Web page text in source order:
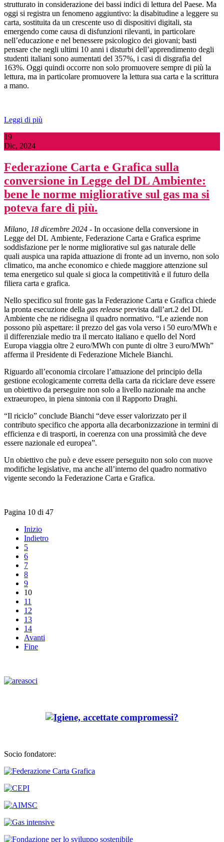
strutturato in considerazione dei bassi indici di lettura del Paese. Ma
oggi si registra un fenomeno aggiuntivo: la disabitudine a leggere su
carta, sostituita da un crescente uso di dispositivi digitali, sta
emergendo come causa di disfunzioni rilevanti, in particolare
nell’educazione e nel benessere psicologico dei giovani; basti
pensare che negli ultimi 10 anni i disturbi dell’apprendimento degli
studenti italiani sono aumentati del 357%, i casi di disgrafia del
163%. Oggi quindi occorre non solo promuovere sempre di più la
lettura, ma in particolare promuovere la lettura sua carta e la scrittura
a mano.
Leggi di più
19
Dic, 2024
Federazione Carta e Grafica sulla
conversione in Legge del DL Ambiente:
bene le norme migliorative sul gas ma si
poteva fare di più.
Milano, 18 dicembre 2024 - In occasione della conversione in
Legge del DL Ambiente, Federazione Carta e Grafica esprime
soddisfazione per le norme migliorative sul gas naturale delle
quali auspica una rapida attuazione di fronte ad un inverno, non solo
climatico, ma anche economico e chiede maggiore attenzione sul
tema energetico sul quale si gioca la competitività e il futuro della
filiera carta e grafica.
Nello specifico sul fronte gas la Federazione Carta e Grafica chiede
la pronta esecuzione della gas release prevista dall’art.2 del DL
Ambiente che ne ridisegna il quadro normativo. “Le aziende non
possono più aspettare: il prezzo del gas vola verso i 50 euro/MWh e
il differenziale medio tra il mercato italiano e quello del Nord
Europa viaggia oltre 2 euro/MWh con punte di oltre 3 euro/MWh”
afferma il Presidente di Federazione Michele Bianchi.
Riguardo all’economia circolare l’attuazione del principio della
gestione ecologicamente corretta della carta da riciclare deve essere
un obiettivo da perseguire non solo a livello nazionale ma anche
extraeuropeo, in piena sintonia con il Rapporto Draghi.
“Il riciclo” conclude Bianchi “deve esser valorizzato per il
contributo specifico che apporta alla decarbonizzazione in termini di
efficienza e di trasporti, in coerenza con una prossimità che deve
essere nazionale ed europea”.
Un obiettivo che può e deve essere perseguito non solo con nuove
modifiche legislative, ma anche all’interno del quadro normativo
vigente secondo la Federazione Carta e Grafica.
Pagina 10 di 47
Inizio
Indietro
5
6
7
8
9
10
11
12
13
14
Avanti
Fine
Socio fondatore: